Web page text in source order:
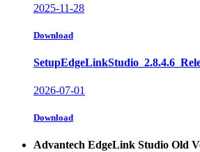
2025-11-28
Download
2026-07-01
Download
Advantech EdgeLink Studio Old